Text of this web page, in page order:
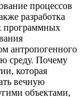
процессов
разработка
программных
антропогенного
среду. Почему
которая
вечную
объектами,